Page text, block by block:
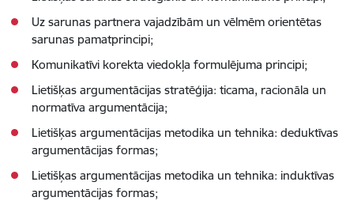
Uz sarunas partnera vajadzībām un vēlmēm orientētas
sarunas pamatprincipi;
Komunikatīvi korekta viedokļa formulējuma principi;
Lietišķas argumentācijas stratēģija: ticama, racionāla un
normatīva argumentācija;
Lietišķas argumentācijas metodika un tehnika: deduktīvas
argumentācijas formas;
Lietišķas argumentācijas metodika un tehnika: induktīvas
argumentācijas formas;